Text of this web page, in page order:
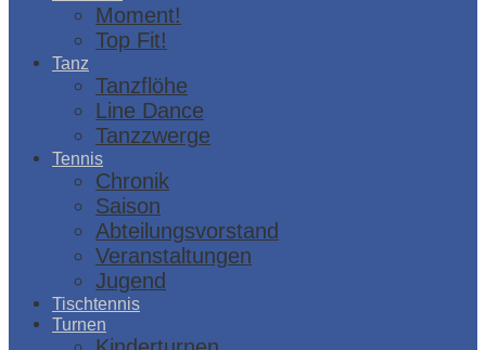
Moment!
Top Fit!
Tanz
Tanzflöhe
Line Dance
Tanzzwerge
Tennis
Chronik
Saison
Abteilungsvorstand
Veranstaltungen
Jugend
Tischtennis
Turnen